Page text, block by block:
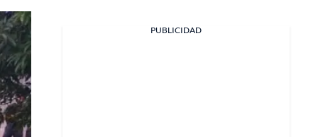
PUBLICIDAD